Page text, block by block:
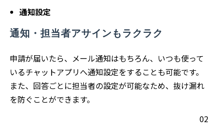
通知設定
通知・担当者アサインもラクラク
申請が届いたら、メール通知はもちろん、いつも使って
いるチャットアプリへ通知設定をすることも可能です。
また、回答ごとに担当者の設定が可能なため、抜け漏れ
を防ぐことができます。
02